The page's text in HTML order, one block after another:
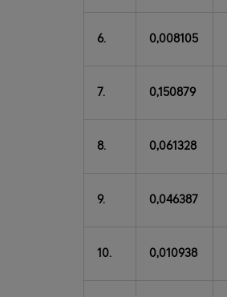
6. 0,008105
7. 0,150879
8. 0,061328
9. 0,046387
10. 0,010938